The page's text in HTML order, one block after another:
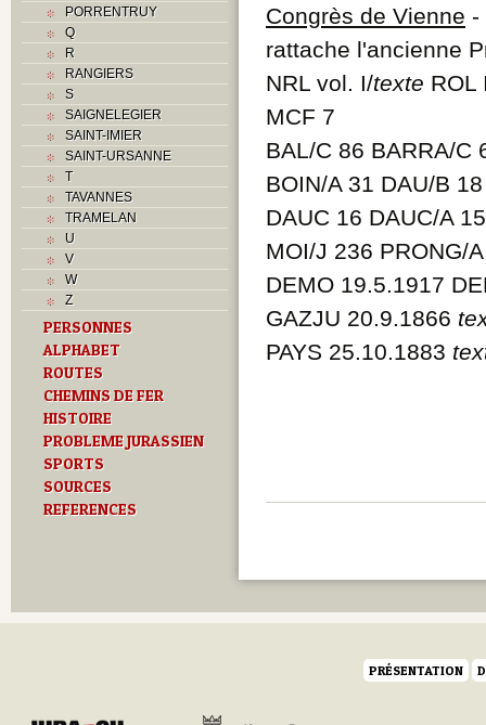
L
Musées
P
Paroisses
Problème jurassien
R
S
V
Z
PORRENTRUY
Q
R
RANGIERS
S
SAIGNELEGIER
SAINT-IMIER
SAINT-URSANNE
T
TAVANNES
TRAMELAN
U
V
W
Z
PERSONNES
ALPHABET
ROUTES
CHEMINS DE FER
HISTOIRE
PROBLEME JURASSIEN
SPORTS
SOURCES
REFERENCES
Congrès de Vienne -
rattache l'ancienne
NRL vol. I/texte
MCF 7
BAL/C 86 BARRA/C
BOIN/A 31 DAU/B
DAUC 16 DAUC/A
MOI/J 236 PRONG/
DEMO 19.5.1917
GAZJU 20.9.1866
PAYS 25.10.1883
PRÉSENTATION